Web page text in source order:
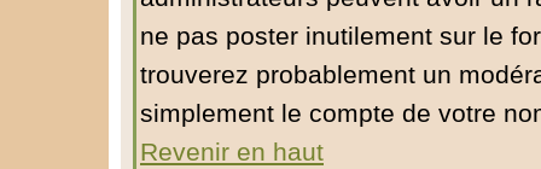
ne pas poster inutilement sur le
trouverez probablement un
simplement le compte de votre
Revenir en haut